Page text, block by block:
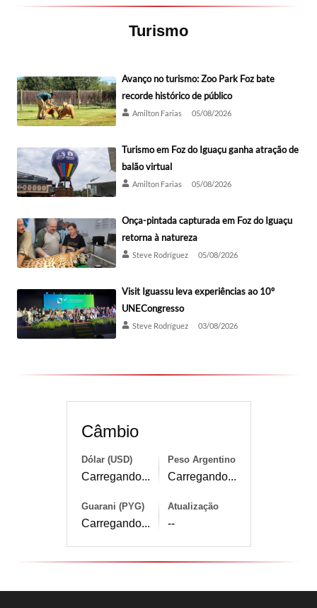
Turismo
Avanço no turismo: Zoo Park Foz bate
recorde histórico de público
Amilton Farias 05/08/2026
Turismo em Foz do Iguaçu ganha atração de
balão virtual
Amilton Farias 05/08/2026
Onça-pintada capturada em Foz do Iguaçu
retorna à natureza
Steve Rodríguez 05/08/2026
Visit Iguassu leva experiências ao 10º
UNECongresso
Steve Rodríguez 03/08/2026
Câmbio
Dólar (USD)
Carregando...
Peso Argentino
Carregando...
Guarani (PYG)
Carregando...
Atualização
--